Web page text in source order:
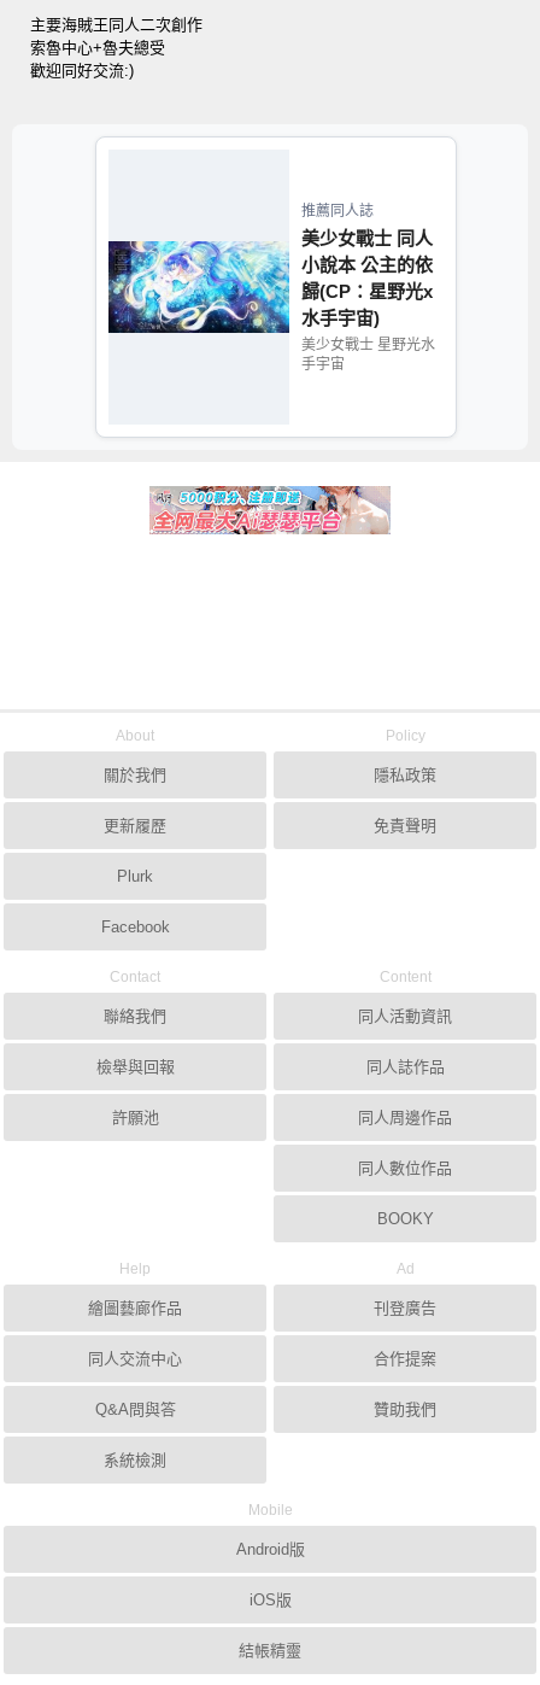
主要海賊王同人二次創作
索魯中心+魯夫總受
歡迎同好交流:)
推薦同人誌
美少女戰士 同人
小說本 公主的依
歸(CP：星野光x
水手宇宙)
美少女戰士 星野光水
手宇宙
About
關於我們
更新履歷
Plurk
Facebook
Policy
隱私政策
免責聲明
Contact
聯絡我們
檢舉與回報
許願池
Content
同人活動資訊
同人誌作品
同人周邊作品
同人數位作品
BOOKY
Help
繪圖藝廊作品
同人交流中心
Q&A問與答
系統檢測
Ad
刊登廣告
合作提案
贊助我們
Mobile
Android版
iOS版
結帳精靈